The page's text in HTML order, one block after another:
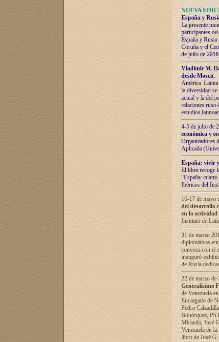
NUEVA
España y
La presente
participantes
España y
Coruña y el
de julio de
Vladímir М.
desde Moscú.
América Latina
la diversidad
actual у lа del
relaciones
estudios
4-5 de julio de
económica y
Organizadores
Aplicada
España: vivir
El libro recoge
“España:
Ibéricos del
16-17 de mayo
del desarrollo
en la
Instituto de
31 de marzo
diplomáticas
convoca con el
inauguró
de Rusia
22 de marzo
Generalísimo
de Venezuela
Encargado de
Pedro
Bohórquez,
Miranda, José
Venezuela en
libro de José